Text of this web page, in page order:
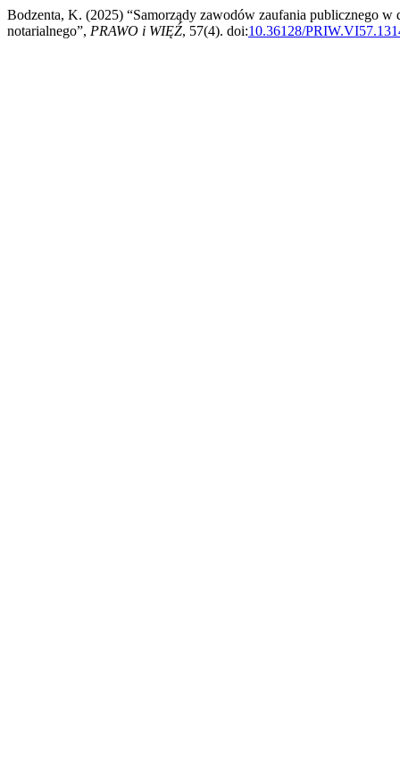
Bodzenta, K. (2025) “Samorządy zawodów zaufania publicznego
notarialnego”, PRAWO i WIĘŹ, 57(4). doi:10.36128/